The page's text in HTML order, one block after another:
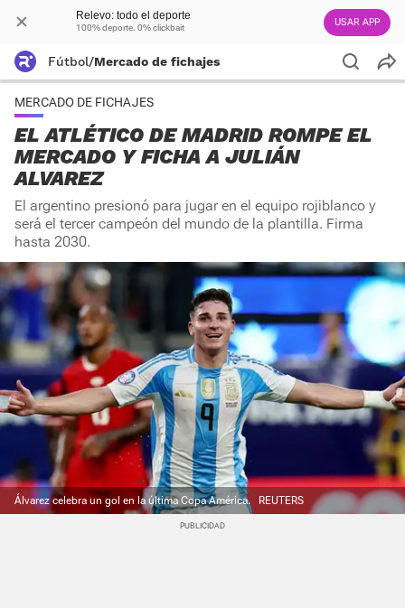
Relevo: todo el deporte
100% deporte. 0% clickbait USAR APP
Fútbol/Mercado de fichajes
MERCADO DE FICHAJES
EL ATLÉTICO DE MADRID ROMPE EL
MERCADO Y FICHA A JULIÁN
ALVAREZ
El argentino presionó para jugar en el equipo rojiblanco y
será el tercer campeón del mundo de la plantilla. Firma
hasta 2030.
Álvarez celebra un gol en la última Copa América. REUTERS